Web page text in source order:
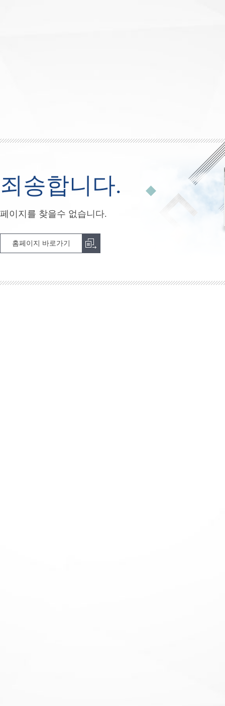
죄송합니다.
페이지를 찾을수 없습니다.
홈페이지 바로가기